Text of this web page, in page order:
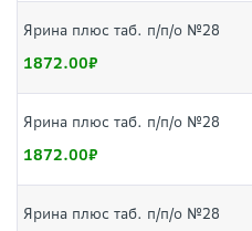
Ярина плюс таб. п/п/о №28
1872.00
Ярина плюс таб. п/п/о №28
1872.00
Ярина плюс таб. п/п/о №28